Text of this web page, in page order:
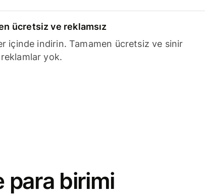
ücretsiz ve reklamsız
içinde indirin. Tamamen ücretsiz ve sinir
yok.
para birimi